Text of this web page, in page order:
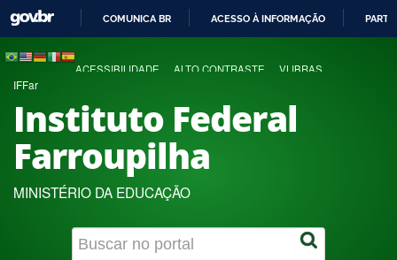
COMUNICA BR ACESSO À INFORMAÇÃO
ACESSIBILIDADE ALTO CONTRASTE VLIBRAS
IFFar
Instituto Federal
Farroupilha
MINISTÉRIO DA EDUCAÇÃO